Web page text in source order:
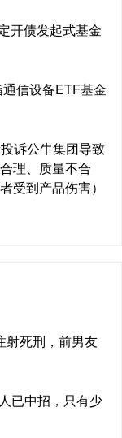
开债发起式基金
信设备ETF基金
诉公牛集团导致
理、质量不合
受到产品伤害）
射死刑，前男友
已中招，只有少